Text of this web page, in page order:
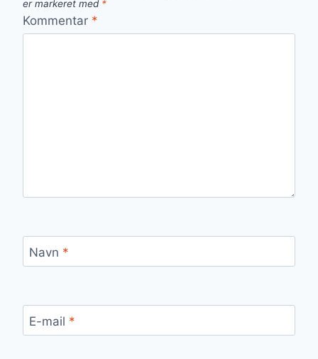
er markeret med *
Kommentar *
Navn *
E-mail *